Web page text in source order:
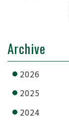
Archive
2026
2025
2024